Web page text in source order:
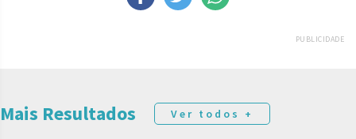
PUBLICIDADE
Mais Resultados Ver todos +